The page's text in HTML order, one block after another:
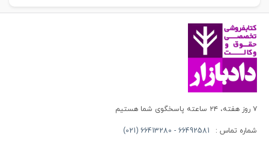
۷ روز هفته، ۲۴ ساعته پاسخگوی شما هستیم
شماره تماس : 66492581 - 66413280 (021)